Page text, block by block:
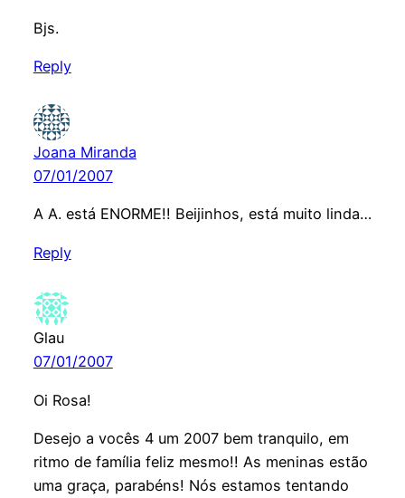
Bjs.
Reply
Joana Miranda
07/01/2007
A A. está ENORME!! Beijinhos, está muito linda…
Reply
Glau
07/01/2007
Oi Rosa!
Desejo a vocês 4 um 2007 bem tranquilo, em
ritmo de família feliz mesmo!! As meninas estão
uma graça, parabéns! Nós estamos tentando